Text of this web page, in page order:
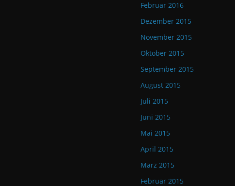
Februar 2016
Dezember 2015
November 2015
Oktober 2015
September 2015
August 2015
Juli 2015
Juni 2015
Mai 2015
April 2015
März 2015
Februar 2015